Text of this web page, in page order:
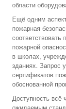
области
Ещё одним
пожарная
пожарной
в школах,
зданиях. Запрос
сертификатов
обоснованной
Доступность всё